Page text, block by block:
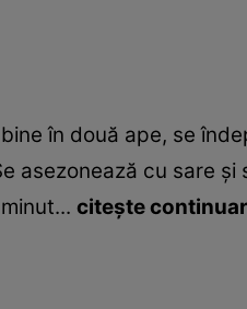
în două ape, se
asezonează cu sare
citeşte